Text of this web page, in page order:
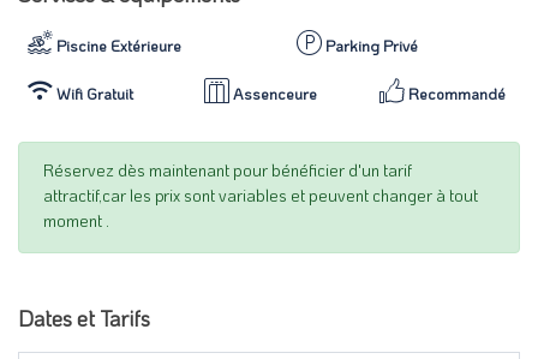
Piscine Extérieure Parking Privé
Wifi Gratuit Assenceure Recommandé
Réservez dès maintenant pour bénéficier d'un tarif
attractif,car les prix sont variables et peuvent changer à tout
moment .
Dates et Tarifs